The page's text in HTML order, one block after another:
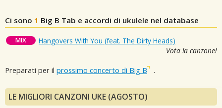
Ci sono 1 Big B Tab e accordi di ukulele nel database
MIX
Hangovers With You (feat. The Dirty Heads)
Vota la canzone!
Preparati per il prossimo concerto di Big B .
LE MIGLIORI CANZONI UKE (AGOSTO)